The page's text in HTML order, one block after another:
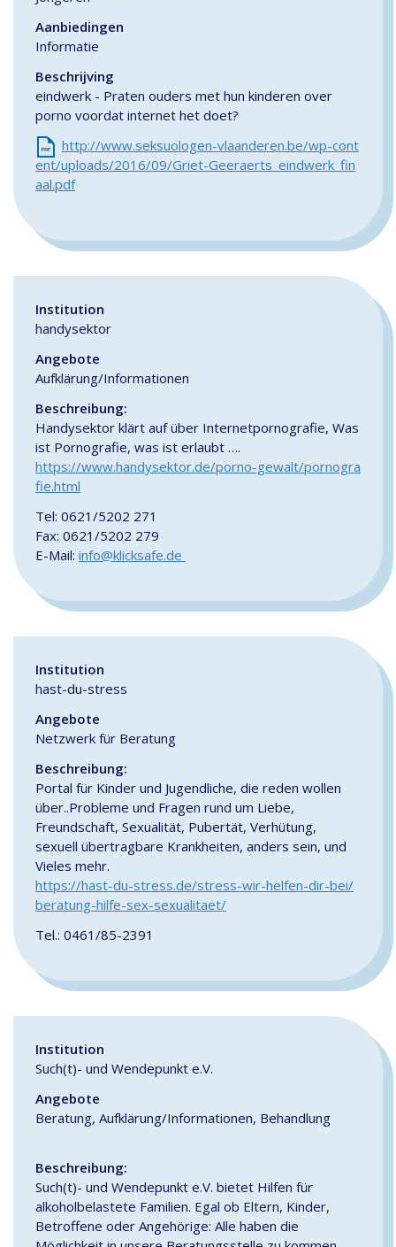
Aanbiedingen
Informatie
Beschrijving
eindwerk - Praten ouders met hun kinderen over
porno voordat internet het doet?
http://www.seksuologen-vlaanderen.be/wp-cont
ent/uploads/2016/09/Griet-Geeraerts_eindwerk_fin
aal.pdf
Institution
handysektor
Angebote
Aufklärung/Informationen
Beschreibung:
Handysektor klärt auf über Internetpornografie, Was
ist Pornografie, was ist erlaubt ….
https://www.handysektor.de/porno-gewalt/pornogra
fie.html
Tel: 0621/5202 271
Fax: 0621/5202 279
E-Mail: info@klicksafe.de
Institution
hast-du-stress
Angebote
Netzwerk für Beratung
Beschreibung:
Portal für Kinder und Jugendliche, die reden wollen
über..Probleme und Fragen rund um Liebe,
Freundschaft, Sexualität, Pubertät, Verhütung,
sexuell übertragbare Krankheiten, anders sein, und
Vieles mehr.
https://hast-du-stress.de/stress-wir-helfen-dir-bei/
beratung-hilfe-sex-sexualitaet/
Tel.: 0461/85-2391
Institution
Such(t)- und Wendepunkt e.V.
Angebote
Beratung, Aufklärung/Informationen, Behandlung
Beschreibung:
Such(t)- und Wendepunkt e.V. bietet Hilfen für
alkoholbelastete Familien. Egal ob Eltern, Kinder,
Betroffene oder Angehörige: Alle haben die